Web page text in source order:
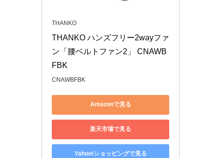
THANKO
THANKO ハンズフリー2wayファ
ン「腰ベルトファン2」 CNAWB
FBK
CNAWBFBK
Amazonで見る
楽天市場で見る
Yahoo!ショッピングで見る